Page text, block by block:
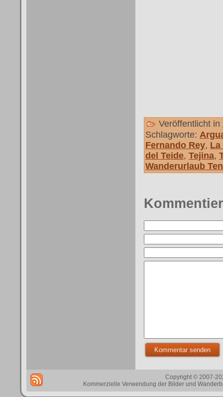
Veröffentlicht in
Schlagworte:
Fernando Rey, La
del Teide, Tejina,
Wanderurlaub
Copyright © 2007-
Kommerzielle Verwendung der Bilder und